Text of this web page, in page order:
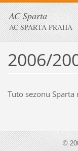
AC Sparta
AC SPARTA PRAHA
2006/
Tuto sezonu
©